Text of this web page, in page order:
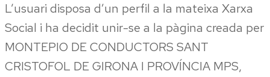
L’usuari disposa d’un perfil a la mateixa Xarxa
Social i ha decidit unir-se a la pàgina creada per
MONTEPIO DE CONDUCTORS SANT
CRISTOFOL DE GIRONA I PROVÍNCIA MPS,